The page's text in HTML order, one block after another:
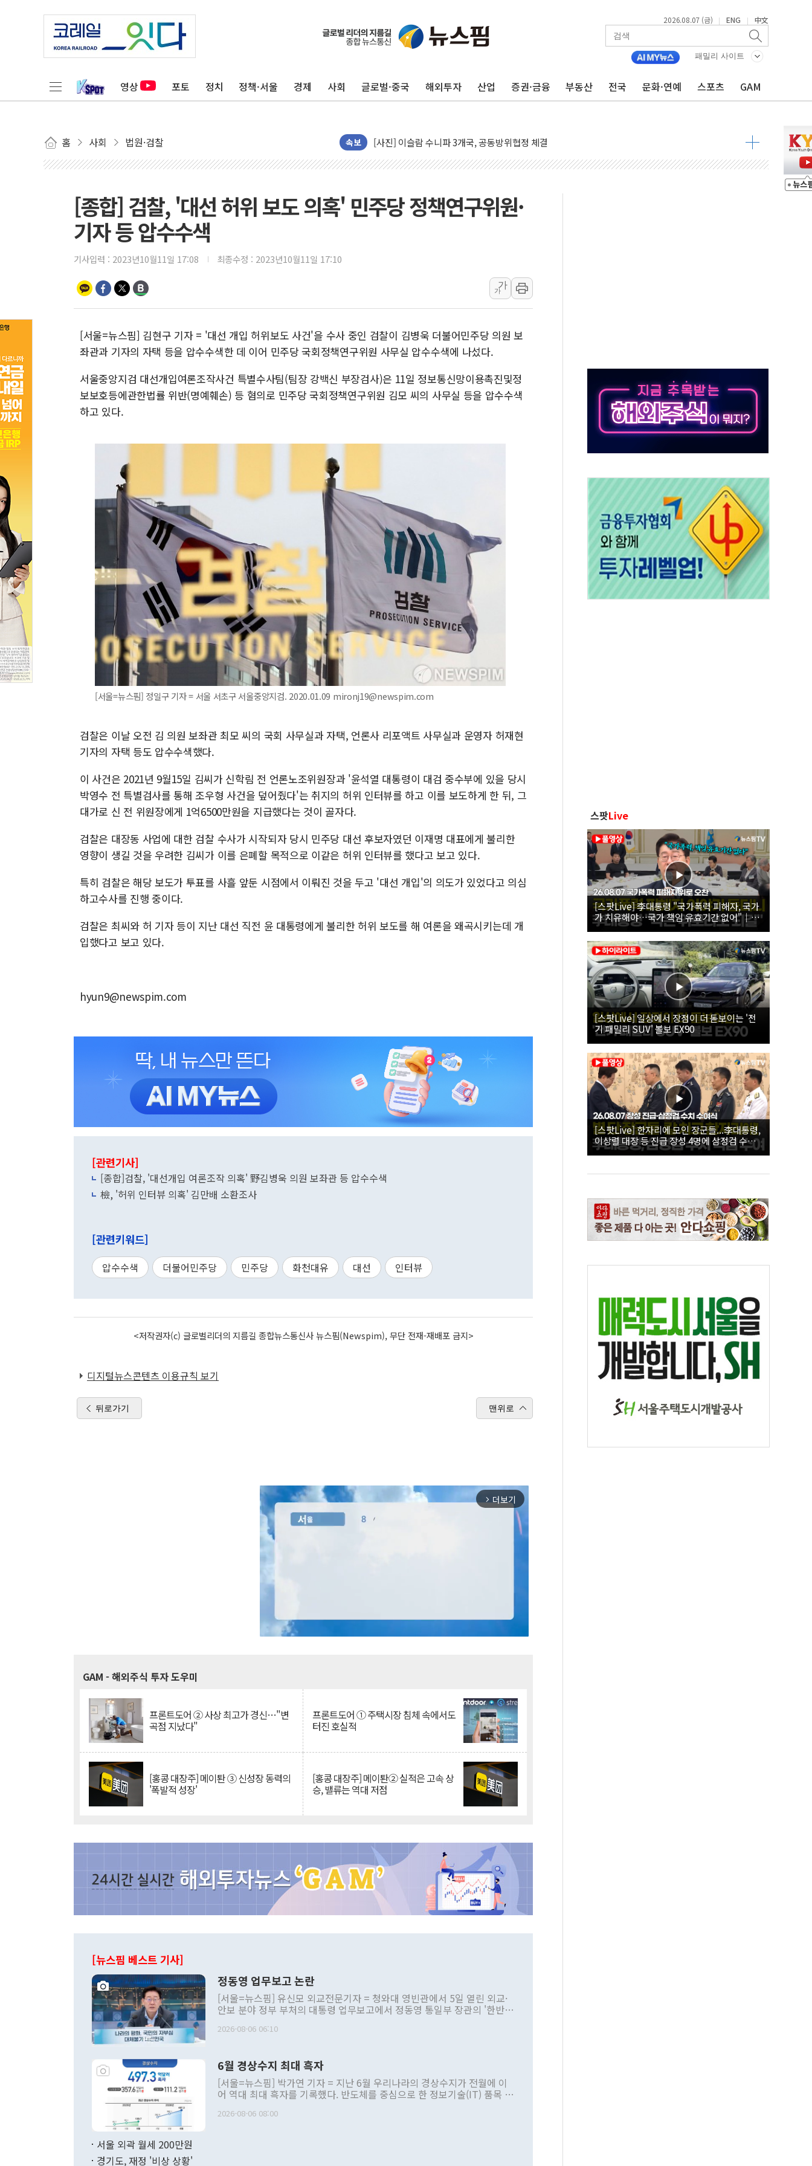
2026.08.07 (금) | ENG | 中文
패밀리 사이트
영상 포토 정치 정책·서울 경제 사회 글로벌·중국 해외투자 산업 증권·금융 부동산 전국 문화·연예 스포츠 GAM
홈 사회 법원·검찰 속보
이란의 핵심 원유 수출항 '하르그섬', 최근 1주일 이상 '올스톱'… 美 해상봉쇄 영향
[AI MY 뉴스] 뉴욕 반도체주 프리뷰...美 고용 쇼크에 반도체주 '활짝'
뉴욕증시 프리뷰, 美 고용 쇼크에 금리 인상 우려 후퇴…나스닥 선물 1%대 상승
[사진] 이슬람 수니파 3개국, 공동방위협정 체결
뉴욕증시 개장 전 특징주...아틀라시안·클라우드플레어·태양광주↑ VS 트레이드데스크·웬디스↓
트럼프 "금리 내려야"…파월 때와 달리 워시엔 톤 낮춰
특정 정치인 측근 포항시 정책특보 내정설...포항시 '시끌'
이란와이어 "이란 최고지도자 위독…곧 사망해도 놀랍지 않아"
[인도증시] 중동 불안 속 유가 상승에 소폭 하락...금융주 낙폭 커
황희 '폐버스 청년주택' SNS 글 역풍에 "정부정책 아냐" 해명
폭염 누그러지고 가뭄 숙지나...경북동해안권 8~9일 최대 100mm 호우
사우디·튀르키예·파키스탄, '공동방위협정' 체결… 수니파 국가들의 새 안보 협력 구도
[종합] 검찰, '대선 허위 보도 의혹' 민주당 정책연구위원·
기자 등 압수수색
기사입력 : 2023년10월11일 17:08 최종수정 : 2023년10월11일 17:10
가
가
[서울=뉴스핌] 김현구 기자 = '대선 개입 허위보도 사건'을 수사 중인 검찰이 김병욱 더불어민주당 의원 보
좌관과 기자의 자택 등을 압수수색한 데 이어 민주당 국회정책연구위원 사무실 압수수색에 나섰다.
서울중앙지검 대선개입여론조작사건 특별수사팀(팀장 강백신 부장검사)은 11일 정보통신망이용촉진및정
보보호등에관한법률 위반(명예훼손) 등 혐의로 민주당 국회정책연구위원 김모 씨의 사무실 등을 압수수색
하고 있다.
[서울=뉴스핌] 정일구 기자 = 서울 서초구 서울중앙지검. 2020.01.09 mironj19@newspim.com
검찰은 이날 오전 김 의원 보좌관 최모 씨의 국회 사무실과 자택, 언론사 리포액트 사무실과 운영자 허재현
기자의 자택 등도 압수수색했다.
이 사건은 2021년 9월15일 김씨가 신학림 전 언론노조위원장과 '윤석열 대통령이 대검 중수부에 있을 당시
박영수 전 특별검사를 통해 조우형 사건을 덮어줬다'는 취지의 허위 인터뷰를 하고 이를 보도하게 한 뒤, 그
대가로 신 전 위원장에게 1억6500만원을 지급했다는 것이 골자다.
검찰은 대장동 사업에 대한 검찰 수사가 시작되자 당시 민주당 대선 후보자였던 이재명 대표에게 불리한
영향이 생길 것을 우려한 김씨가 이를 은폐할 목적으로 이같은 허위 인터뷰를 했다고 보고 있다.
특히 검찰은 해당 보도가 투표를 사흘 앞둔 시점에서 이뤄진 것을 두고 '대선 개입'의 의도가 있었다고 의심
하고수사를 진행 중이다.
검찰은 최씨와 허 기자 등이 지난 대선 직전 윤 대통령에게 불리한 허위 보도를 해 여론을 왜곡시키는데 개
입했다고 보고 있다.
hyun9@newspim.com
[관련기사]
[종합]검찰, '대선개입 여론조작 의혹' 野김병욱 의원 보좌관 등 압수수색
檢, '허위 인터뷰 의혹' 김만배 소환조사
[관련키워드]
압수수색 더불어민주당 민주당 화천대유 대선 인터뷰
<저작권자(c) 글로벌리더의 지름길 종합뉴스통신사 뉴스핌(Newspim), 무단 전재-재배포 금지>
디지털뉴스콘텐츠 이용규칙 보기
뒤로가기 맨위로
arrow_forward_ios 더보기
GAM - 해외주식 투자 도우미
프론트도어 ② 사상 최고가 경신…"변
곡점 지났다"
프론트도어 ① 주택시장 침체 속에서도
터진 호실적
[홍콩 대장주] 메이퇀 ③ 신성장 동력의
'폭발적 성장'
[홍콩 대장주] 메이퇀② 실적은 고속 상
승, 밸류는 역대 저점
[뉴스핌 베스트 기사]
정동영 업무보고 논란
[서울=뉴스핌] 유신모 외교전문기자 = 청와대 영빈관에서 5일 열린 외교·
안보 분야 정부 부처의 대통령 업무보고에서 정동영 통일부 장관의 '한반도
발언 중에는 정부 내 조율을 거치지 않은 사안을 정책으로 추진하겠다고 공
주의적 희망에 근거한 비현실적 구상'이라는 비판을 내놨다. 그동안 정 장
관의 대북 정책 관련 발언이 물의를 빚은 적은 여러 번 있지만 대통령과 유
관 부처 장관이 공개적으로 부정적 입장을 표명한 것은 이례적이다. 정 장
관의 무리한 대북 접근법과 월권을 제어해야 한다는 목소리도 높아지고 있
다. [정동영 통일부 장관이 지난달 23일 오후 서울 종로구 정부서울청사에
2026-08-06 06:10
6월 경상수지 최대 흑자
[서울=뉴스핌] 박가연 기자 = 지난 6월 우리나라의 경상수지가 전월에 이
어 역대 최대 흑자를 기록했다. 반도체를 중심으로 한 정보기술(IT) 품목 수
료=한국은행] 한국은행이 6일 발표한 '2026년 6월 국제수지(잠정)'에 따르
2026-08-06 08:00
서울 외곽 월세 200만원
경기도, 재정 '비상 상황'
스팟Live
[스팟Live] 李대통령 "국가폭력 피해자, 국가
가 치유해야…국가 책임 유효기간 없어"｜
26.08.07 국가폭력 피해자 위로 오찬
[스팟Live] 일상에서 장점이 더 돋보이는 '전
기 패밀리 SUV' 볼보 EX90
[스팟Live] 한자리에 모인 장군들...李대통령,
이상렬 대장 등 진급 장성 4명에 삼정검 수치
직접 수여｜26.08.07 장성 진급·삼정검 수치